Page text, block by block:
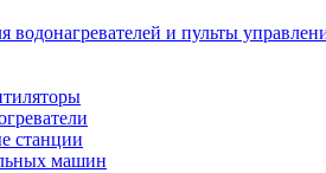
водонагревателей и пульты
станции
машин